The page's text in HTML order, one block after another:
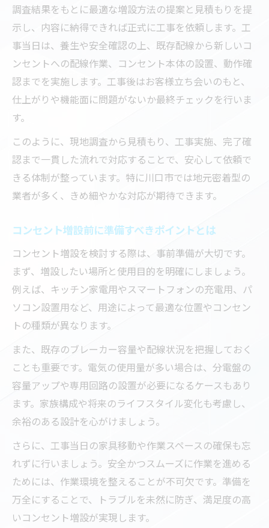
調査結果をもとに最適な増設方法の提案と見積もりを提
示し、内容に納得できれば正式に工事を依頼します。工
事当日は、養生や安全確認の上、既存配線から新しいコ
ンセントへの配線作業、コンセント本体の設置、動作確
認までを実施します。工事後はお客様立ち会いのもと、
仕上がりや機能面に問題がないか最終チェックを行いま
す。
このように、現地調査から見積もり、工事実施、完了確
認まで一貫した流れで対応することで、安心して依頼で
きる体制が整っています。特に川口市では地元密着型の
業者が多く、きめ細やかな対応が期待できます。
コンセント増設前に準備すべきポイントとは
コンセント増設を検討する際は、事前準備が大切です。
まず、増設したい場所と使用目的を明確にしましょう。
例えば、キッチン家電用やスマートフォンの充電用、パ
ソコン設置用など、用途によって最適な位置やコンセン
トの種類が異なります。
また、既存のブレーカー容量や配線状況を把握しておく
ことも重要です。電気の使用量が多い場合は、分電盤の
容量アップや専用回路の設置が必要になるケースもあり
ます。家族構成や将来のライフスタイル変化も考慮し、
余裕のある設計を心がけましょう。
さらに、工事当日の家具移動や作業スペースの確保も忘
れずに行いましょう。安全かつスムーズに作業を進める
ためには、作業環境を整えることが不可欠です。準備を
万全にすることで、トラブルを未然に防ぎ、満足度の高
いコンセント増設が実現します。